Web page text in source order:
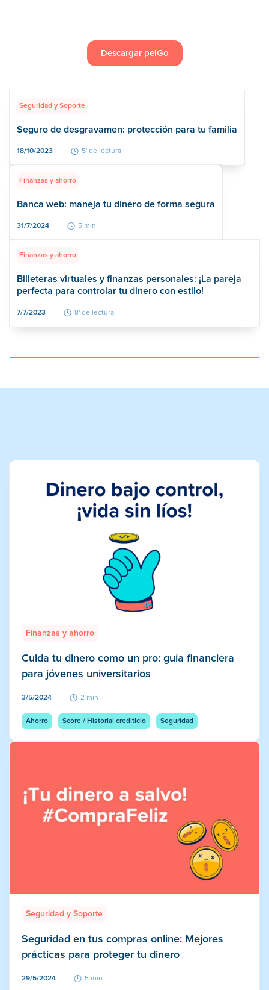
Descargar peiGo
Seguridad y Soporte
Seguro de desgravamen: protección para tu familia
18/10/2023 5' de lectura
Finanzas y ahorro
Banca web: maneja tu dinero de forma segura
31/7/2024 5 min
Finanzas y ahorro
Billeteras virtuales y finanzas personales: ¡La pareja
perfecta para controlar tu dinero con estilo!
7/7/2023 8' de lectura
Finanzas y ahorro
Cuida tu dinero como un pro: guía financiera
para jóvenes universitarios
3/5/2024 2 min
Ahorro Score / Historial crediticio Seguridad
Seguridad y Soporte
Seguridad en tus compras online: Mejores
prácticas para proteger tu dinero
29/5/2024 5 min